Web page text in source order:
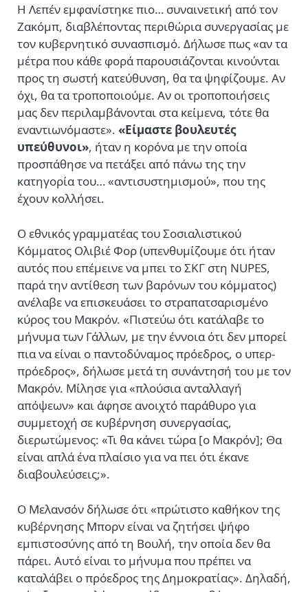
Η Λεπέν εμφανίστηκε πιο… συναινετική από τον
Ζακόμπ, διαβλέποντας περιθώρια συνεργασίας με
τον κυβερνητικό συνασπισμό. Δήλωσε πως «αν τα
μέτρα που κάθε φορά παρουσιάζονται κινούνται
προς τη σωστή κατεύθυνση, θα τα ψηφίζουμε. Αν
όχι, θα τα τροποποιούμε. Αν οι τροποποιήσεις
μας δεν περιλαμβάνονται στα κείμενα, τότε θα
εναντιωνόμαστε». «Είμαστε βουλευτές
υπεύθυνοι», ήταν η κορόνα με την οποία
προσπάθησε να πετάξει από πάνω της την
κατηγορία του… «αντισυστημισμού», που της
έχουν κολλήσει.
Ο εθνικός γραμματέας του Σοσιαλιστικού
Κόμματος Ολιβιέ Φορ (υπενθυμίζουμε ότι ήταν
αυτός που επέμεινε να μπει το ΣΚΓ στη NUPES,
παρά την αντίθεση των βαρόνων του κόμματος)
ανέλαβε να επισκευάσει το στραπατσαρισμένο
κύρος του Μακρόν. «Πιστεύω ότι κατάλαβε το
μήνυμα των Γάλλων, με την έννοια ότι δεν μπορεί
πια να είναι ο παντοδύναμος πρόεδρος, ο υπερ-
πρόεδρος», δήλωσε μετά τη συνάντησή του με τον
Μακρόν. Μίλησε για «πλούσια ανταλλαγή
απόψεων» και άφησε ανοιχτό παράθυρο για
συμμετοχή σε κυβέρνηση συνεργασίας,
διερωτώμενος: «Τι θα κάνει τώρα [ο Μακρόν]; Θα
είναι απλά ένα πλαίσιο για να πει ότι έκανε
διαβουλεύσεις;».
Ο Μελανσόν δήλωσε ότι «πρώτιστο καθήκον της
κυβέρνησης Μπορν είναι να ζητήσει ψήφο
εμπιστοσύνης από τη Βουλή, την οποία δεν θα
πάρει. Αυτό είναι το μήνυμα που πρέπει να
καταλάβει ο πρόεδρος της Δημοκρατίας». Δηλαδή,